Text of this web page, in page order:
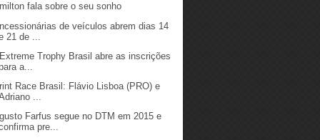
fala sobre o seu sonho
de veículos abrem dias 14
21 de ...
Trophy Brasil abre as inscrições
a...
Race Brasil: Flávio Lisboa (PRO) e
...
Farfus segue no DTM em 2015 e
pre...